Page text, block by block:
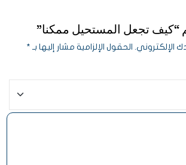
“كيف تجعل المستحيل ممكنا”
الإلكتروني. الحقول الإلزامية مشار إليها بـ *